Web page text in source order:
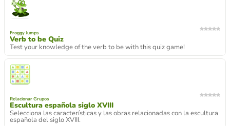
Froggy Jumps
Verb to be Quiz
Test your knowledge of the verb to be with this quiz game!
Relacionar Grupos
Escultura española siglo XVIII
Selecciona las características y las obras relacionadas con la escultura
española del siglo XVIII.